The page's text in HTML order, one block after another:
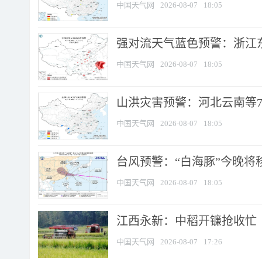
中国天气网 2026-08-07 18:05
强对流天气蓝色预警：浙江
中国天气网 2026-08-07 18:05
山洪灾害预警：河北云南
中国天气网 2026-08-07 18:05
台风预警：“白海豚”今晚将
中国天气网 2026-08-07 18:05
江西永新：中稻开镰抢收忙
中国天气网 2026-08-07 17:26